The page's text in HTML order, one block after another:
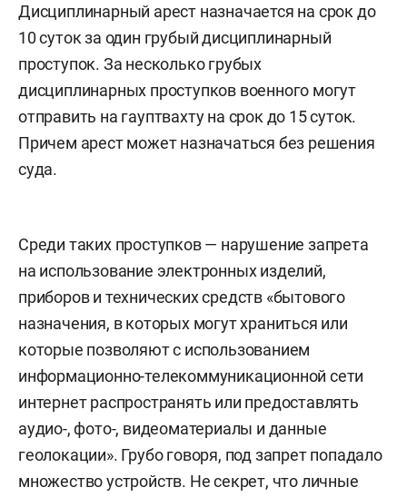
Дисциплинарный арест назначается на срок до
10 суток за один грубый дисциплинарный
проступок. За несколько грубых
дисциплинарных проступков военного могут
отправить на гауптвахту на срок до 15 суток.
Причем арест может назначаться без решения
суда.
Среди таких проступков — нарушение запрета
на использование электронных изделий,
приборов и технических средств «бытового
назначения, в которых могут храниться или
которые позволяют с использованием
информационно-телекоммуникационной сети
интернет распространять или предоставлять
аудио-, фото-, видеоматериалы и данные
геолокации». Грубо говоря, под запрет попадало
множество устройств. Не секрет, что личные